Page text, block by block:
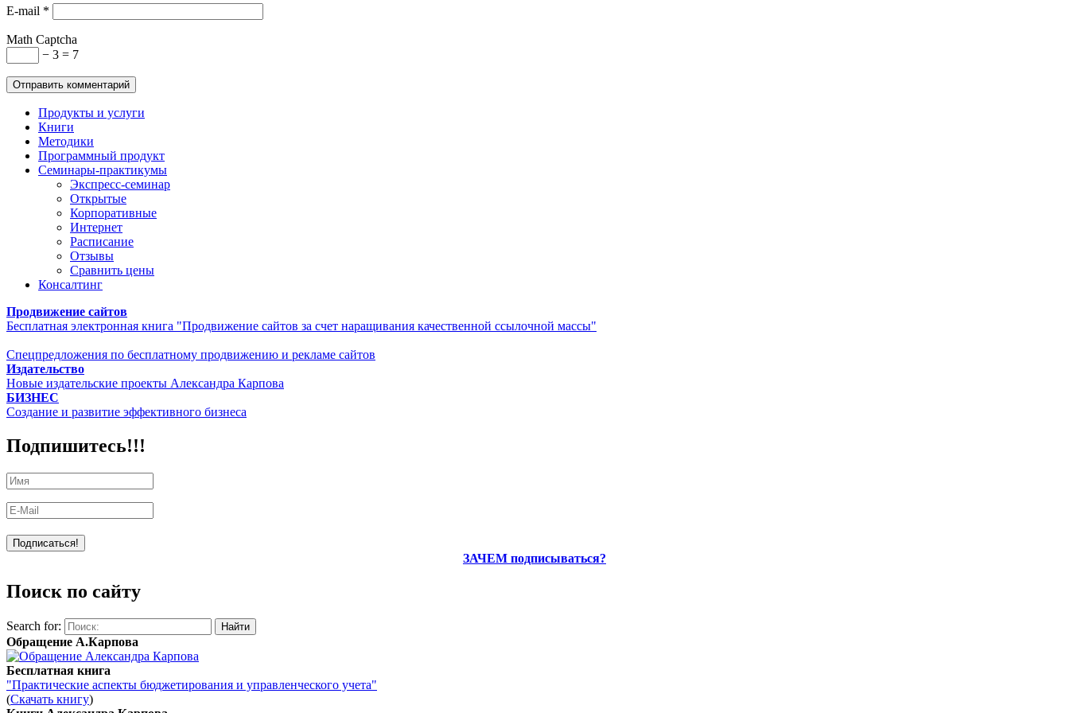
E-mail *
Math Captcha
− 3 = 7
Продукты и услуги
Книги
Методики
Программный продукт
Семинары-практикумы
Экспресс-семинар
Открытые
Корпоративные
Интернет
Расписание
Отзывы
Сравнить цены
Консалтинг
Продвижение сайтов
Бесплатная электронная книга "Продвижение сайтов за счет наращивания качественной ссылочной массы"
Спецпредложения по бесплатному продвижению и рекламе сайтов
Издательство
Новые издательские проекты Александра Карпова
БИЗНЕС
Создание и развитие эффективного бизнеса
Подпишитесь!!!
ЗАЧЕМ подписываться?
Поиск по сайту
Search for:
Обращение А.Карпова
Бесплатная книга
"Практические аспекты бюджетирования и управленческого учета"
(Скачать книгу)